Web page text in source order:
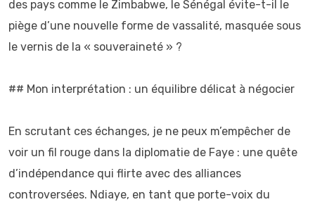
des pays comme le Zimbabwe, le Sénégal évite-t-il le
piège d’une nouvelle forme de vassalité, masquée sous
le vernis de la « souveraineté » ?
## Mon interprétation : un équilibre délicat à négocier
En scrutant ces échanges, je ne peux m’empêcher de
voir un fil rouge dans la diplomatie de Faye : une quête
d’indépendance qui flirte avec des alliances
controversées. Ndiaye, en tant que porte-voix du